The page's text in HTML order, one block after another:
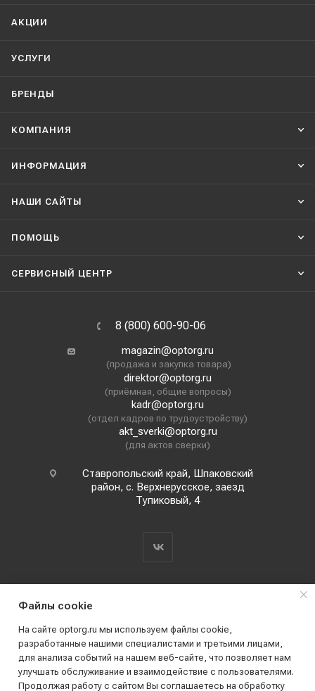
АКЦИИ
УСЛУГИ
БРЕНДЫ
КОМПАНИЯ
ИНФОРМАЦИЯ
НАШИ CАЙТЫ
ПОМОЩЬ
СЕРВИСНЫЙ ЦЕНТР
8 (800) 600-90-06
magazin@optorg.ru
(продажа и закупка товара)
direktor@optorg.ru
(приёмная, общие вопросы)
kadr@optorg.ru
(отдел кадров по трудоустройству)
akt_sverki@optorg.ru
(для актов сверки)
Ставропольский край, Шпаковский
район, с. Верхнерусское, заезд
Тупиковый, 4
2019 - 2026 © АО КПК "Ставропольстройопторг"
Все права защищены
Файлы cookie
На сайте optorg.ru мы используем файлы cookie,
разработанные нашими специалистами и третьими лицами,
для анализа событий на нашем веб-сайте, что позволяет нам
улучшать обслуживание и взаимодействие с пользователями.
Продолжая работу с сайтом Вы соглашаетесь на обработку